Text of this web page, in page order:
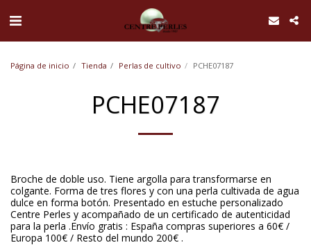
Página de inicio Tienda Perlas de cultivo PCHE07187
PCHE07187
Broche de doble uso. Tiene argolla para transformarse en
colgante. Forma de tres flores y con una perla cultivada de agua
dulce en forma botón. Presentado en estuche personalizado
Centre Perles y acompañado de un certificado de autenticidad
para la perla .Envío gratis : España compras superiores a 60€ /
Europa 100€ / Resto del mundo 200€ .